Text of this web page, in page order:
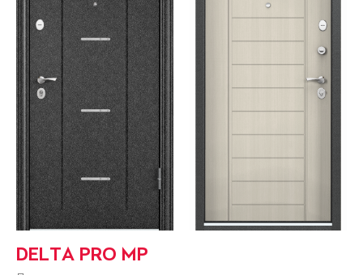
DELTA PRO MP